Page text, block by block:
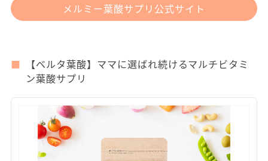
メルミー葉酸サプリ公式サイト
【ベルタ葉酸】ママに選ばれ続けるマルチビタミ
ン葉酸サプリ